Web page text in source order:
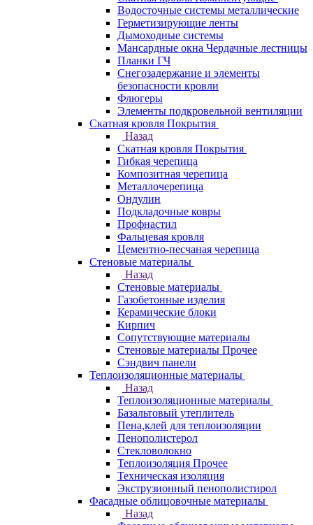
Водосточные системы металлические
Герметизирующие ленты
Дымоходные системы
Мансардные окна Чердачные лестницы
Планки ГЧ
Снегозадержание и элементы
безопасности кровли
Флюгеры
Элементы подкровельной вентиляции
Скатная кровля Покрытия
Назад
Скатная кровля Покрытия
Гибкая черепица
Композитная черепица
Металлочерепица
Ондулин
Подкладочные ковры
Профнастил
Фальцевая кровля
Цементно-песчаная черепица
Стеновые материалы
Назад
Стеновые материалы
Газобетонные изделия
Керамические блоки
Кирпич
Сопутствующие материалы
Стеновые материалы Прочее
Сэндвич панели
Теплоизоляционные материалы
Назад
Теплоизоляционные материалы
Базальтовый утеплитель
Пена,клей для теплоизоляции
Пенополистерол
Стекловолокно
Теплоизоляция Прочее
Техническая изоляция
Экструзионный пенополистирол
Фасадные облицовочные материалы
Назад